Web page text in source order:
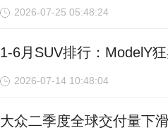
2026-07-25 05:48:24
1-6月SUV排行：ModelY
2026-07-14 10:48:04
大众二季度全球交付量下